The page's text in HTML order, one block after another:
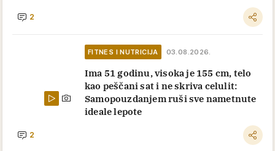
2
FITNES I NUTRICIJA 03.08.2026.
Ima 51 godinu, visoka je 155 cm, telo
kao peščani sat i ne skriva celulit:
Samopouzdanjem ruši sve nametnute
ideale lepote
2